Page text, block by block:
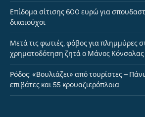
Επίδομα σίτισης 600 ευρώ για
δικαιούχοι
Μετά τις φωτιές, φόβος για πλημμύρες
χρηματοδότηση ζητά ο Μάνος Κόνσολας
Ρόδος: «Βουλιάζει» από τουρίστες –
επιβάτες και 55 κρουαζιερόπλοια